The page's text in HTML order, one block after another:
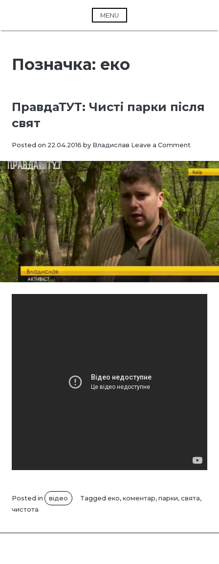
MENU
Позначка: еко
ПравдаТУТ: Чисті парки після
свят
Posted on 22.04.2016 by Владислав Leave a Comment
Чисті
парки
після
свят
Posted in відео Tagged еко, коментар, парки, свята,
чистота